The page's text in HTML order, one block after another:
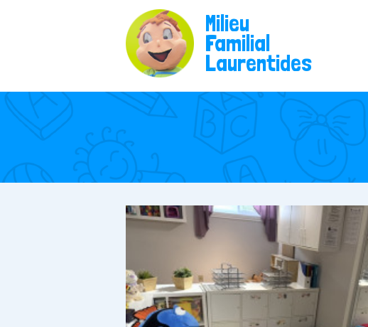
Milieu
Familial
Laurentides